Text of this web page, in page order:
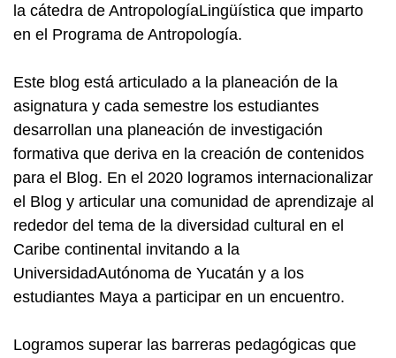
la cátedra de AntropologíaLingüística que imparto
en el Programa de Antropología.
Este blog está articulado a la planeación de la
asignatura y cada semestre los estudiantes
desarrollan una planeación de investigación
formativa que deriva en la creación de contenidos
para el Blog. En el 2020 logramos internacionalizar
el Blog y articular una comunidad de aprendizaje al
rededor del tema de la diversidad cultural en el
Caribe continental invitando a la
UniversidadAutónoma de Yucatán y a los
estudiantes Maya a participar en un encuentro.
Logramos superar las barreras pedagógicas que